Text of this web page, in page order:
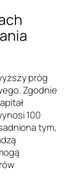
próg
Zgodnie
100
tym,